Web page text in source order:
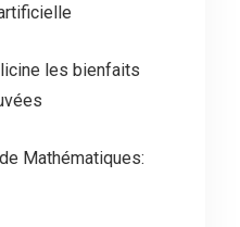
les bienfaits
Mathématiques: